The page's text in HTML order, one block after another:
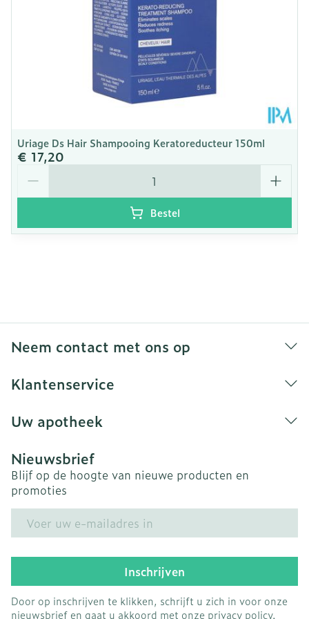
Uriage Ds Hair Shampooing Keratoreducteur 150ml
€ 17,20
Bestel
Neem contact met ons op
Klantenservice
Uw apotheek
Nieuwsbrief
Blijf op de hoogte van nieuwe producten en
promoties
Inschrijven
Door op inschrijven te klikken, schrijft u zich in voor onze
nieuwsbrief en gaat u akkoord met onze privacy policy.